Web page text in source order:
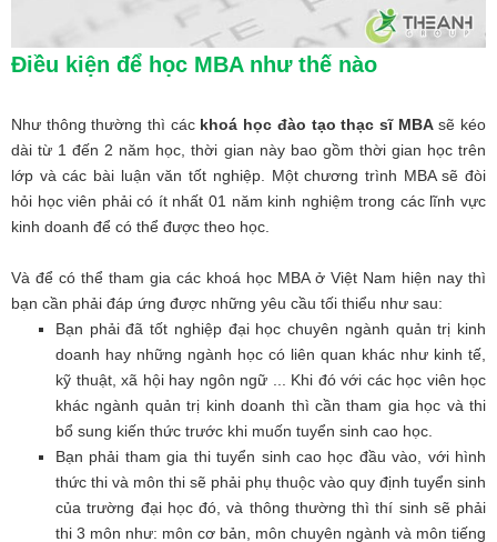
Điều kiện để học MBA như thế nào
Như thông thường thì các khoá học đào tạo thạc sĩ MBAsẽ kéo
dài từ 1 đến 2 năm học, thời gian này bao gồm thời gian học trên
lớp và các bài luận văn tốt nghiệp. Một chương trình MBA sẽ đòi
hỏi học viên phải có ít nhất 01 năm kinh nghiệm trong các lĩnh vực
kinh doanh để có thể được theo học.
Và để có thể tham gia các khoá học MBA ở Việt Nam hiện nay thì
bạn cần phải đáp ứng được những yêu cầu tối thiểu như sau:
Bạn phải đã tốt nghiệp đại học chuyên ngành quản trị kinh
doanh hay những ngành học có liên quan khác như kinh tế,
kỹ thuật, xã hội hay ngôn ngữ ... Khi đó với các học viên học
khác ngành quản trị kinh doanh thì cần tham gia học và thi
bổ sung kiến thức trước khi muốn tuyển sinh cao học.
Bạn phải tham gia thi tuyển sinh cao học đầu vào, với hình
thức thi và môn thi sẽ phải phụ thuộc vào quy định tuyển sinh
của trường đại học đó, và thông thường thì thí sinh sẽ phải
thi 3 môn như: môn cơ bản, môn chuyên ngành và môn tiếng